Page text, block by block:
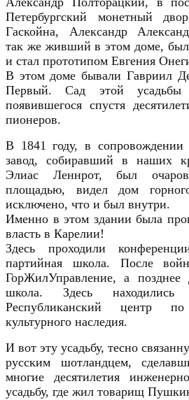
Петербургский монетный
Гаскойна, Александр
так же живший в этом доме,
и стал прототипом Евгения
В этом доме бывали Гавриил
Первый. Сад этой усадьбы
появившегося спустя
пионеров.
В 1841 году, в сопровождении
завод, собиравший в наших
Элиас Леннрот, был
площадью, видел дом
исключено, что и был внутри.
Именно в этом здании была
власть в Карелии!
Здесь проходили
партийная школа. После
ГорЖилУправление, а позднее
школа. Здесь
Республиканский центр
культурного наследия.
И вот эту усадьбу, тесно
русским шотландцем,
многие десятилетия
усадьбу, где жил товарищ